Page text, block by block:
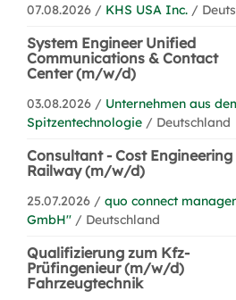
07.08.2026 / KHS USA Inc. /
System Engineer Unified
Communications & Contact
Center (m/w/d)
03.08.2026 / Unternehmen aus
Spitzentechnologie / Deutschland
Consultant - Cost Engineering
Railway (m/w/d)
25.07.2026 / quo connect
GmbH'' / Deutschland
Qualifizierung zum Kfz-
Prüfingenieur (m/w/d)
Fahrzeugtechnik